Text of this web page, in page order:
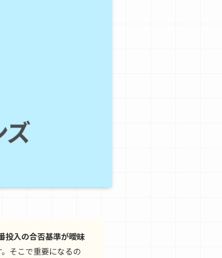
投入の合否基準が曖昧
そこで重要になるの